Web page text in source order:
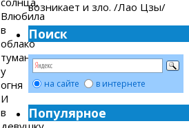
Влюбила
в
облако
тумана
у
огня
И
в
возникает и зло. /Лао Цзы/
Поиск
на сайте в интернете
Популярное